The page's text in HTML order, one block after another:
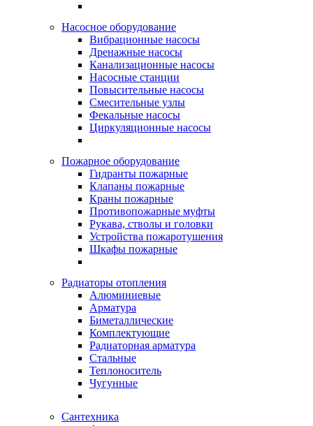
Насосное оборудование
Вибрационные насосы
Дренажные насосы
Канализационные насосы
Насосные станции
Повысительные насосы
Смесительные узлы
Фекальные насосы
Циркуляционные насосы
Пожарное оборудование
Гидранты пожарные
Клапаны пожарные
Краны пожарные
Противопожарные муфты
Рукава, стволы и головки
Устройства пожаротушения
Шкафы пожарные
Радиаторы отопления
Алюминиевые
Арматура
Биметаллические
Комплектующие
Радиаторная арматура
Стальные
Теплоноситель
Чугунные
Сантехника